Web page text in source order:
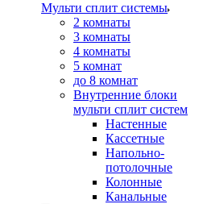
Мульти сплит системы
2 комнаты
3 комнаты
4 комнаты
5 комнат
до 8 комнат
Внутренние блоки
мульти сплит систем
Настенные
Кассетные
Напольно-
потолочные
Колонные
Канальные